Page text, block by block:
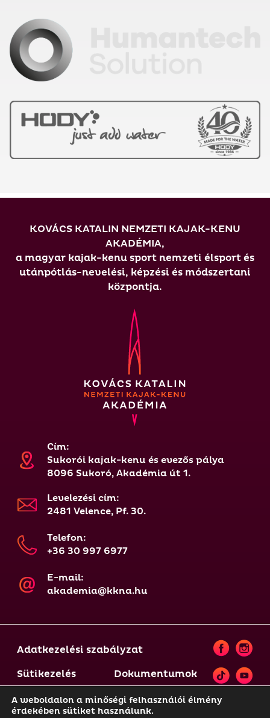
KOVÁCS KATALIN NEMZETI KAJAK-KENU
AKADÉMIA,
a magyar kajak-kenu sport nemzeti élsport és
utánpótlás-nevelési, képzési és módszertani
központja.
Cím:
Sukorói kajak-kenu és evezős pálya
8096 Sukoró, Akadémia út 1.
Levelezési cím:
2481 Velence, Pf. 30.
Telefon:
+36 30 997 6977
E-mail:
akademia@kkna.hu
Adatkezelési szabályzat
Sütikezelés
Dokumentumok
© 2021-2025 KKNA | A weboldal tartalma szerzői jogi
A weboldalon a minőségi felhasználói élmény
érdekében sütiket használunk.